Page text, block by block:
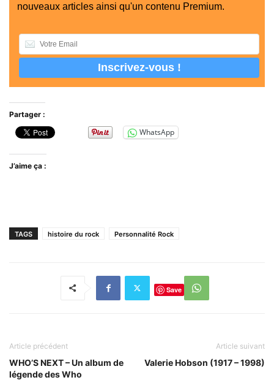
nouveaux articles ainsi qu'un contenu Premium.
Partager :
WhatsApp
J’aime ça :
TAGS histoire du rock Personnalité Rock
Save
Article précédent
WHO’S NEXT – Un album de
légende des Who
Article suivant
Valerie Hobson (1917 – 1998)